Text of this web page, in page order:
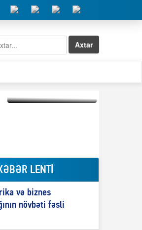
Axtar
LENTİ
və biznes
növbəti fəsli